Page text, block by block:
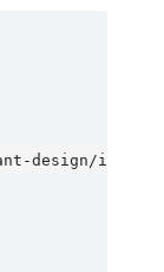
design/icons-